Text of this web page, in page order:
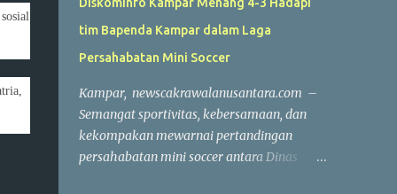
tim Bapenda Kampar dalam Laga
Persahabatan Mini Soccer
Kampar, newscakrawalanusantara.com –
Semangat sportivitas, kebersamaan, dan
kekompakan mewarnai pertandingan
persahabatan mini soccer antara Dinas